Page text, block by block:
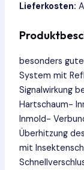
Lieferkosten:
besonders
System mit
Signalwirkung
Hartschaum-
Inmold-
Überhitzung
mit